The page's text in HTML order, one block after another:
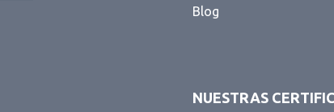
Blog
NUESTRAS